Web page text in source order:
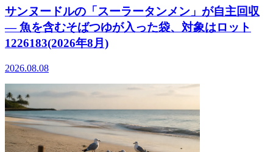
サンヌードルの「スーラータンメン」が自主回収
― 魚を含むそばつゆが入った袋、対象はロット
1226183(2026年8月)
2026.08.08